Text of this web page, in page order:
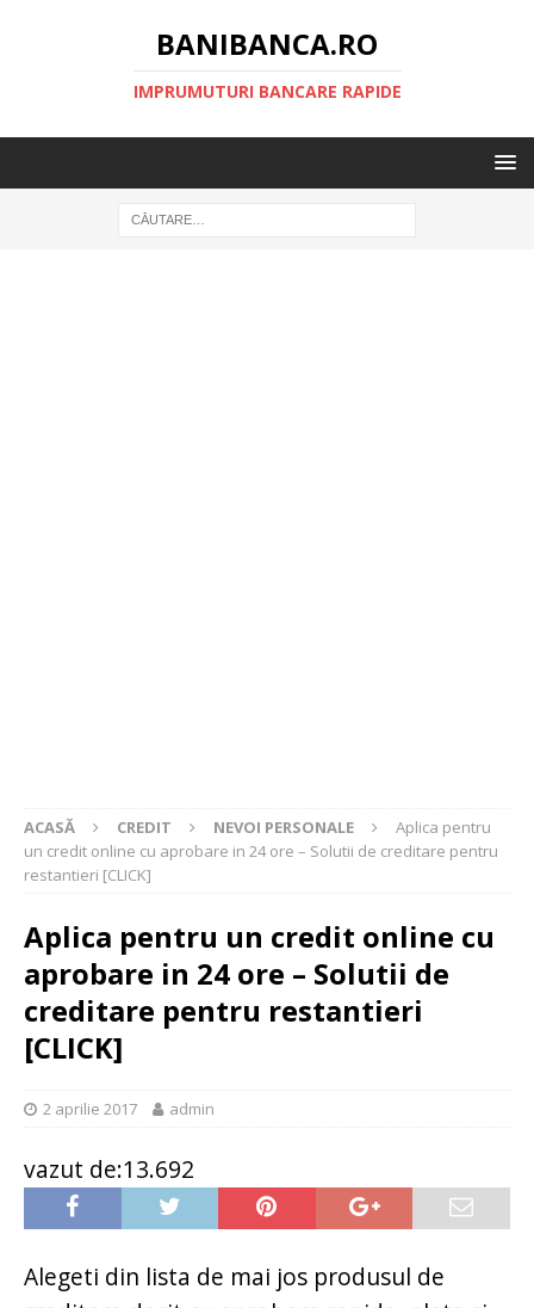
BANIBANCA.RO
IMPRUMUTURI BANCARE RAPIDE
ACASĂ CREDIT NEVOI PERSONALE
Aplica pentru
un credit online cu aprobare in 24 ore – Solutii de creditare pentru
restantieri [CLICK]
Aplica pentru un credit online cu
aprobare in 24 ore – Solutii de
creditare pentru restantieri
[CLICK]
2 aprilie 2017 admin
vazut de:13.692
Alegeti din lista de mai jos produsul de